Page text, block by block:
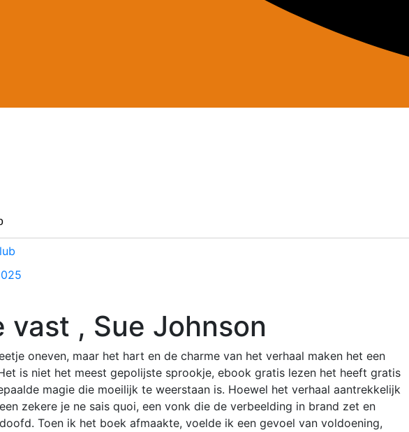
vast , Sue Johnson
oneven, maar het hart en de charme van het verhaal maken het een
is niet het meest gepolijste sprookje, ebook gratis lezen het heeft gratis
magie die moeilijk te weerstaan is. Hoewel het verhaal aantrekkelijk
zekere je ne sais quoi, een vonk die de verbeelding in brand zet en
Toen ik het boek afmaakte, voelde ik een gevoel van voldoening,